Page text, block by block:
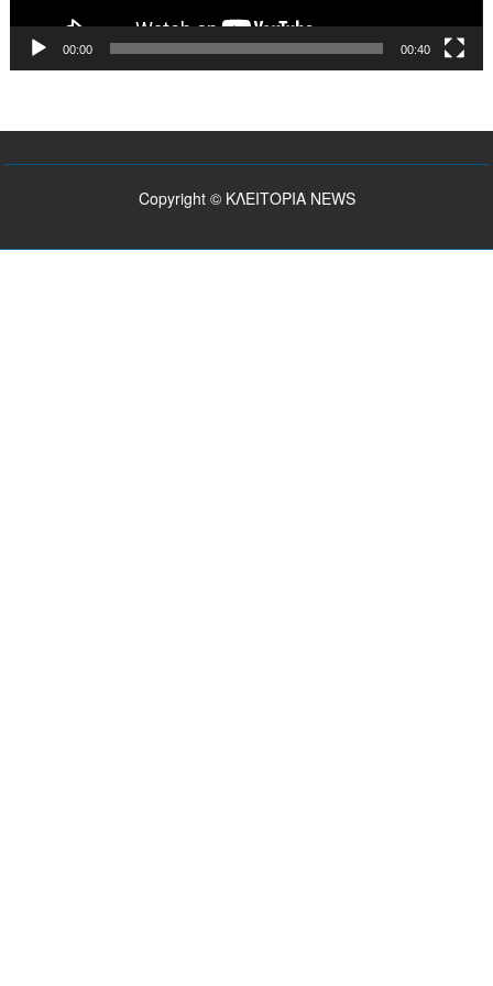
00:00 00:40
Copyright © ΚΛΕΙΤΟΡΙΑ NEWS